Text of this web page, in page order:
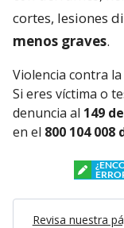
cortes, lesiones
menos graves.
Violencia contra
Si eres víctima o
denuncia al 149
en el 800 104
Revisa nuestra